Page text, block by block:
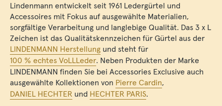
Lindenmann entwickelt seit 1961 Ledergürtel und
Accessoires mit Fokus auf ausgewählte Materialien,
sorgfältige Verarbeitung und langlebige Qualität. Das 3 x L
Zeichen ist das Qualitätskennzeichen für Gürtel aus der
LINDENMANN Herstellung und steht für
100 % echtes VoLLLeder. Neben Produkten der Marke
LINDENMANN finden Sie bei Accessories Exclusive auch
ausgewählte Kollektionen von Pierre Cardin,
DANIEL HECHTER und HECHTER PARIS.